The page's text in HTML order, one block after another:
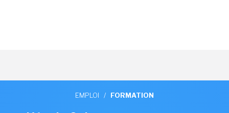
EMPLOI / FORMATION